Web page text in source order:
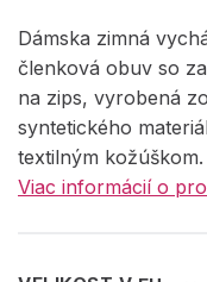
Dámska zimná
členková obuv so
na zips, vyrobená zo
syntetického
textilným kožúškom.
Viac informácií o